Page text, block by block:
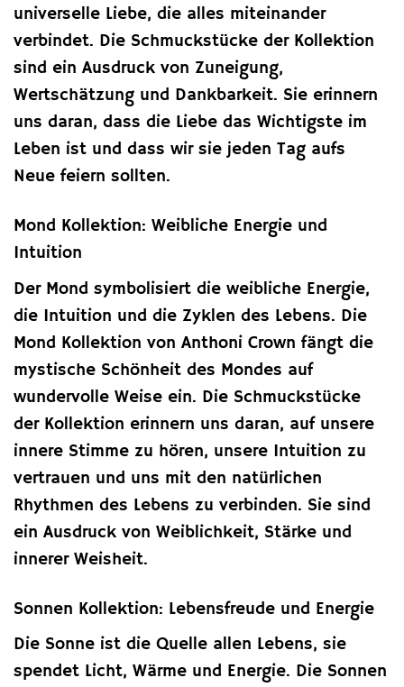
universelle Liebe, die alles miteinander
verbindet. Die Schmuckstücke der Kollektion
sind ein Ausdruck von Zuneigung,
Wertschätzung und Dankbarkeit. Sie erinnern
uns daran, dass die Liebe das Wichtigste im
Leben ist und dass wir sie jeden Tag aufs
Neue feiern sollten.
Mond Kollektion: Weibliche Energie und
Intuition
Der Mond symbolisiert die weibliche Energie,
die Intuition und die Zyklen des Lebens. Die
Mond Kollektion von Anthoni Crown fängt die
mystische Schönheit des Mondes auf
wundervolle Weise ein. Die Schmuckstücke
der Kollektion erinnern uns daran, auf unsere
innere Stimme zu hören, unsere Intuition zu
vertrauen und uns mit den natürlichen
Rhythmen des Lebens zu verbinden. Sie sind
ein Ausdruck von Weiblichkeit, Stärke und
innerer Weisheit.
Sonnen Kollektion: Lebensfreude und Energie
Die Sonne ist die Quelle allen Lebens, sie
spendet Licht, Wärme und Energie. Die Sonnen